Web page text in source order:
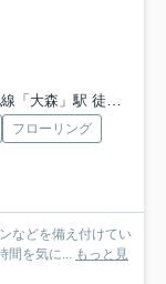
大森」駅 徒歩12分
フローリング
などを備え付けてい
間を気に...
もっと見